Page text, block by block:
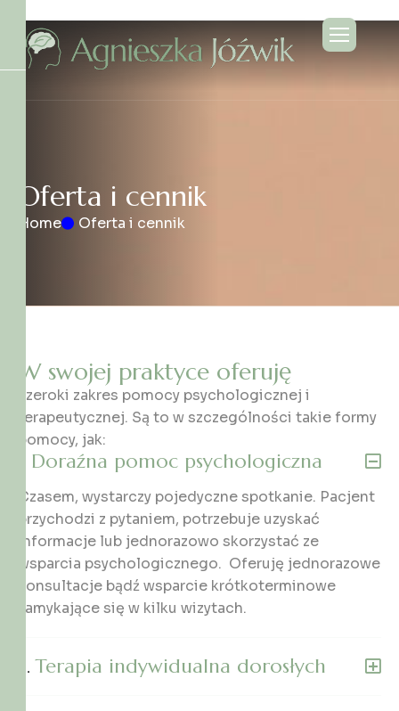
Oferta i cennik
Home Oferta i cennik
W swojej praktyce oferuję
szeroki zakres pomocy psychologicznej i
terapeutycznej. Są to w szczególności takie formy
pomocy, jak:
Doraźna pomoc psychologiczna
Czasem, wystarczy pojedyczne spotkanie. Pacjent
przychodzi z pytaniem, potrzebuje uzyskać
informacje lub jednorazowo skorzystać ze
wsparcia psychologicznego. Oferuję jednorazowe
konsultacje bądź wsparcie krótkoterminowe
zamykające się w kilku wizytach.
Terapia indywidualna dorosłych